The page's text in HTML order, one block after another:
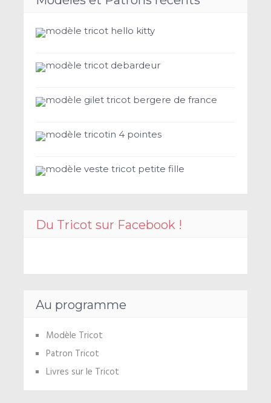
modèle tricot hello kitty
modèle tricot debardeur
modèle gilet tricot bergere de france
modèle tricotin 4 pointes
modèle veste tricot petite fille
Du Tricot sur Facebook !
Au programme
Modèle Tricot
Patron Tricot
Livres sur le Tricot